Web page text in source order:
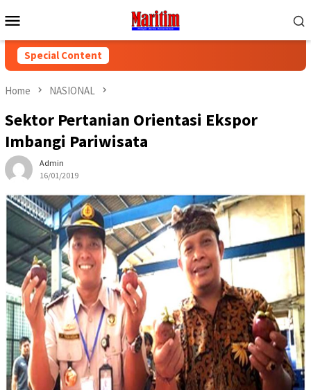
to
Menu
Special Content
Home NASIONAL
Sektor Pertanian Orientasi Ekspor
Imbangi Pariwisata
Admin
16/01/2019